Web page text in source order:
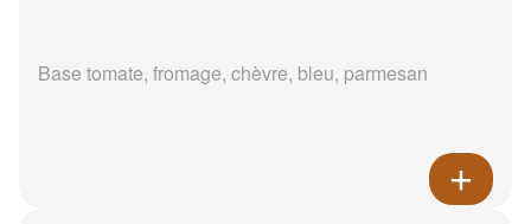
Base tomate, fromage, chèvre, bleu, parmesan